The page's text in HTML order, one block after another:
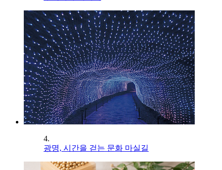
4.
광명, 시간을 걷는 문화 마실길